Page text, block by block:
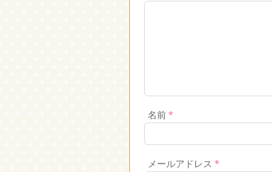
名前*
メールアドレス *